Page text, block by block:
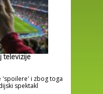
televizije
'spoilere' i zbog toga
spektakl